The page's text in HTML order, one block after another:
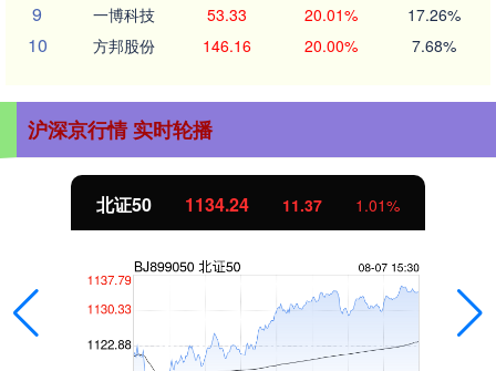
9 一博科技 53.33 20.01% 17.26%
10 方邦股份 146.16 20.00% 7.68%
沪深京行情 实时轮播
北证50 1134.24 11.37 1.01%